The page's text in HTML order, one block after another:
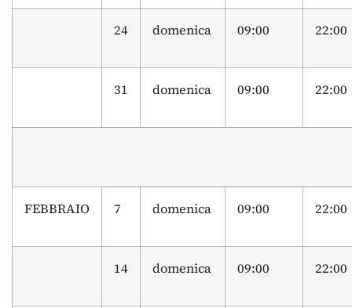
24 domenica 09:00 22:00
31 domenica 09:00 22:00
FEBBRAIO 7 domenica 09:00 22:00
14 domenica 09:00 22:00